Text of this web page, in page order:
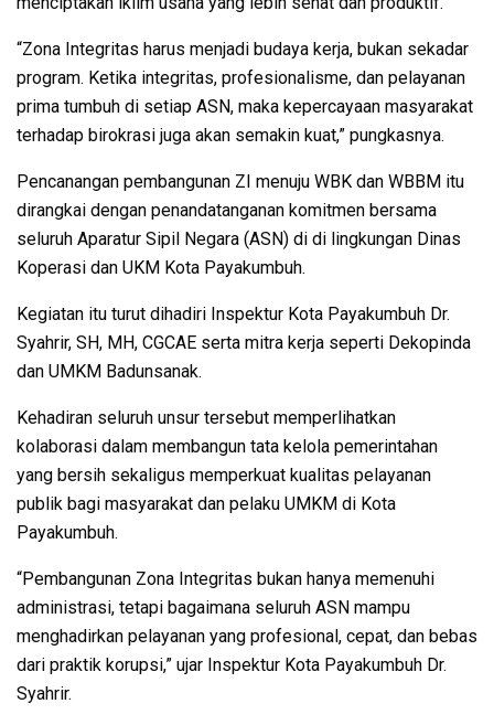
“Zona Integritas harus menjadi budaya kerja, bukan sekadar
program. Ketika integritas, profesionalisme, dan pelayanan
prima tumbuh di setiap ASN, maka kepercayaan masyarakat
terhadap birokrasi juga akan semakin kuat,” pungkasnya.
Pencanangan pembangunan ZI menuju WBK dan WBBM itu
dirangkai dengan penandatanganan komitmen bersama
seluruh Aparatur Sipil Negara (ASN) di di lingkungan Dinas
Koperasi dan UKM Kota Payakumbuh.
Kegiatan itu turut dihadiri Inspektur Kota Payakumbuh Dr.
Syahrir, SH, MH, CGCAE serta mitra kerja seperti Dekopinda
dan UMKM Badunsanak.
Kehadiran seluruh unsur tersebut memperlihatkan
kolaborasi dalam membangun tata kelola pemerintahan
yang bersih sekaligus memperkuat kualitas pelayanan
publik bagi masyarakat dan pelaku UMKM di Kota
Payakumbuh.
“Pembangunan Zona Integritas bukan hanya memenuhi
administrasi, tetapi bagaimana seluruh ASN mampu
menghadirkan pelayanan yang profesional, cepat, dan bebas
dari praktik korupsi,” ujar Inspektur Kota Payakumbuh Dr.
Syahrir.